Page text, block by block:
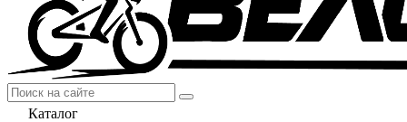
Каталог